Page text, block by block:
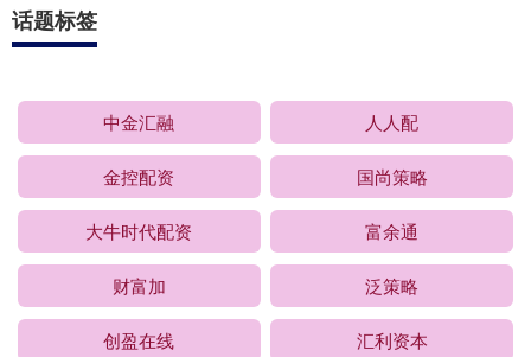
话题标签
中金汇融 人人配
金控配资 国尚策略
大牛时代配资 富余通
财富加 泛策略
创盈在线 汇利资本